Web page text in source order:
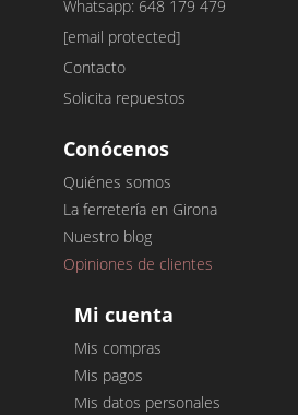
Whatsapp: 648 179 479
[email protected]
Contacto
Solicita repuestos
Conócenos
Quiénes somos
La ferretería en Girona
Nuestro blog
Opiniones de clientes
Mi cuenta
Mis compras
Mis pagos
Mis datos personales